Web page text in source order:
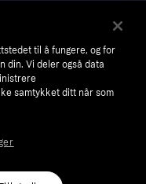
til å fungere, og for
din. Vi deler også data
samtykket ditt når som